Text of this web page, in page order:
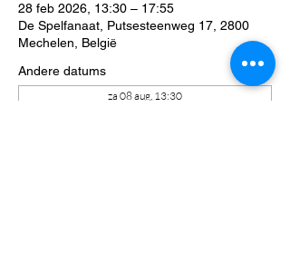
28 feb 2026, 13:30 – 17:55
De Spelfanaat, Putsesteenweg 17, 2800
Mechelen, België
Andere datums
za 08 aug, 13:30